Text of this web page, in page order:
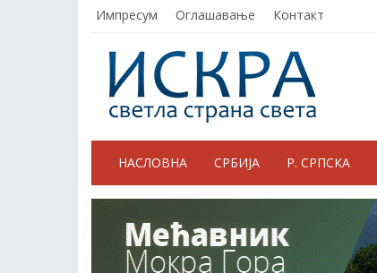
Импресум Оглашавање Контакт
НАСЛОВНА СРБИЈА Р. СРПСКА